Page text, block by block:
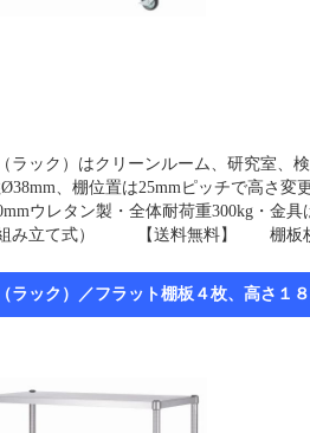
ラック）はクリーンルーム、研究室
Ø38mm、棚位置は25mmピッチで高さ
ウレタン製・全体耐荷重300kg・金
組み立て式） 【送料無料】 棚板枚
ラック）／フラット棚板４枚、高さ